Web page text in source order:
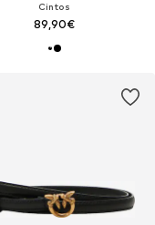
Cintos
89,90€